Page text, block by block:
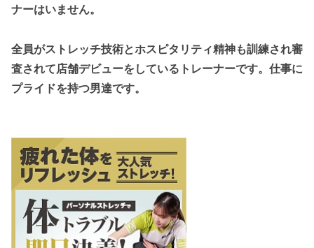
ナーはいません。
全員がストレッチ技術とホスピタリティ精神も訓練され審
査されて店舗デビューをしているトレーナーです。 仕事に
プライドを持つ男達です。